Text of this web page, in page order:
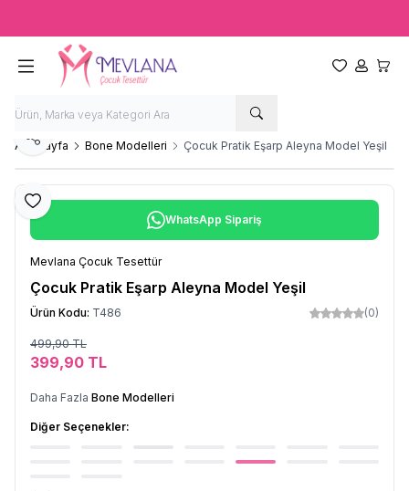
Favorilerim
Hesabım
Ana Sayfa Bone Modelleri Çocuk Pratik Eşarp Aleyna Model Yeşil
Favoriye Ekle
Paylaş
WhatsApp Sipariş
Mevlana Çocuk Tesettür
Çocuk Pratik Eşarp Aleyna Model Yeşil
Ürün Kodu: T486 (0)
499,90TL
399,90 TL
Daha Fazla Bone Modelleri
Diğer Seçenekler: